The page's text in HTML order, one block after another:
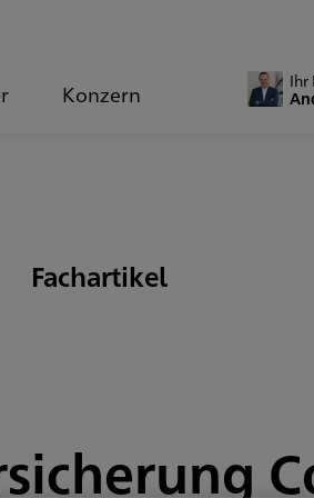
Konzern
Ihr
Fachartikel